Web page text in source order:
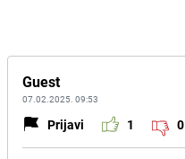
Guest
07.02.2025. 09:53
Prijavi 1 0